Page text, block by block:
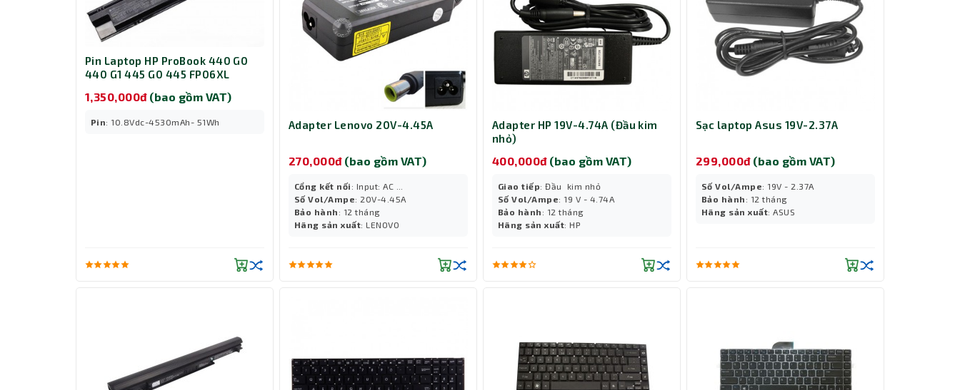
Pin Laptop HP ProBook 440 G0
440 G1 445 G0 445 FP06XL
1,350,000đ (bao gồm VAT)
Pin: 10.8Vdc-4530mAh- 51Wh Adapter Lenovo 20V-4.45A
270,000đ (bao gồm VAT)
Cổng kết nối : Input: AC ...
Số Vol/Ampe: 20V-4.45A
Bảo hành : 12 tháng
Hãng sản xuất: LENOVO
Adapter HP 19V-4.74A (Đầu kim
nhỏ)
400,000đ (bao gồm VAT)
Giao tiếp: Đầu kim nhỏ
Số Vol/Ampe: 19 V - 4.74A
Bảo hành : 12 tháng
Hãng sản xuất: HP
Sạc laptop Asus 19V-2.37A
299,000đ (bao gồm VAT)
Số Vol/Ampe: 19V - 2.37A
Bảo hành : 12 tháng
Hãng sản xuất: ASUS